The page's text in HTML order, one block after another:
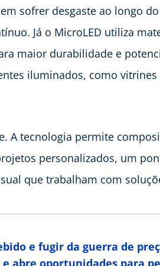
sofrer desgaste ao longo
Já o MicroLED utiliza
maior durabilidade e
iluminados, como vitrines
A tecnologia permite
personalizados, um
que trabalham com
e fugir da guerra de
abre oportunidades para